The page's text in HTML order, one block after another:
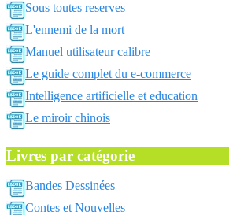
Sous toutes reserves
L'ennemi de la mort
Manuel utilisateur calibre
Le guide complet du e-commerce
Intelligence artificielle et education
Le miroir chinois
Livres par catégorie
Bandes Dessinées
Contes et Nouvelles